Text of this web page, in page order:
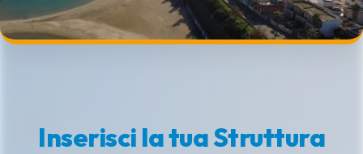
Inserisci la tua Struttura